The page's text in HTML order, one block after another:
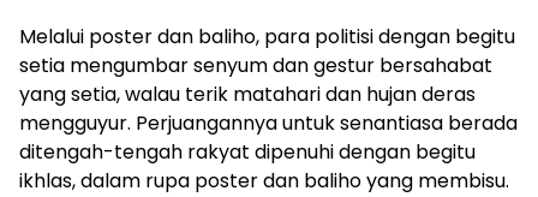
Melalui poster dan baliho, para politisi dengan begitu
setia mengumbar senyum dan gestur bersahabat
yang setia, walau terik matahari dan hujan deras
mengguyur. Perjuangannya untuk senantiasa berada
ditengah-tengah rakyat dipenuhi dengan begitu
ikhlas, dalam rupa poster dan baliho yang membisu.